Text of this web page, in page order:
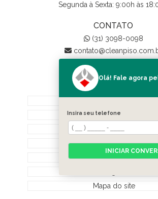
Segunda à Sexta: 9:00h às
CONTATO
(31) 3098-0098
Quem Somos
Biodegradáveis
Serviços
Contato
Mapa do site
Olá! Fale agora
Insira seu telefone
INICIAR